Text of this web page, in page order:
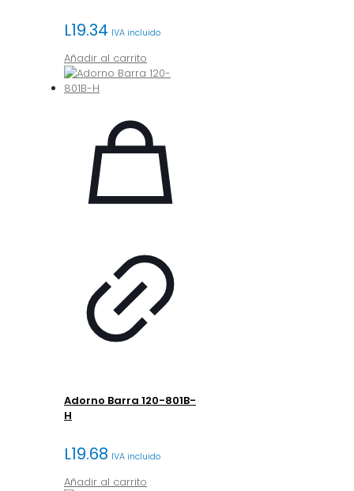
L19.34 IVA incluido
Añadir al carrito
Adorno Barra 120-801B-
H
L19.68 IVA incluido
Añadir al carrito